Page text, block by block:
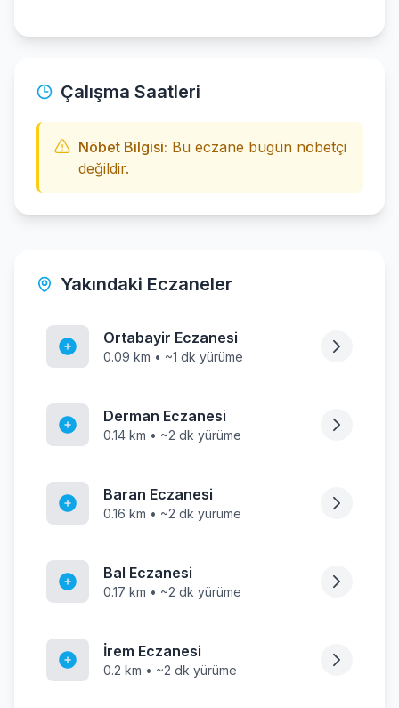
Çalışma Saatleri
Nöbet Bilgisi: Bu eczane bugün nöbetçi
değildir.
Yakındaki Eczaneler
Ortabayir Eczanesi
0.09 km • ~1 dk yürüme
Derman Eczanesi
0.14 km • ~2 dk yürüme
Baran Eczanesi
0.16 km • ~2 dk yürüme
Bal Eczanesi
0.17 km • ~2 dk yürüme
İrem Eczanesi
0.2 km • ~2 dk yürüme